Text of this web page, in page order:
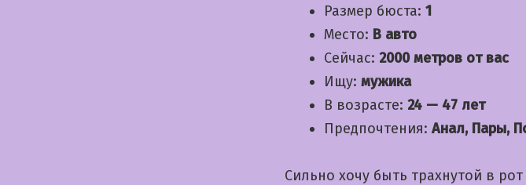
Размер бюста: 1
Место: В авто
Сейчас: 2000 метров от вас
Ищу: мужика
В возрасте: 24 — 47 лет
Предпочтения: Анал, Пары,
Сильно хочу быть трахнутой в